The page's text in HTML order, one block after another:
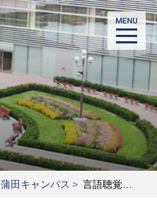
蒲田キャンパス > 言語聴覚学専攻実習室